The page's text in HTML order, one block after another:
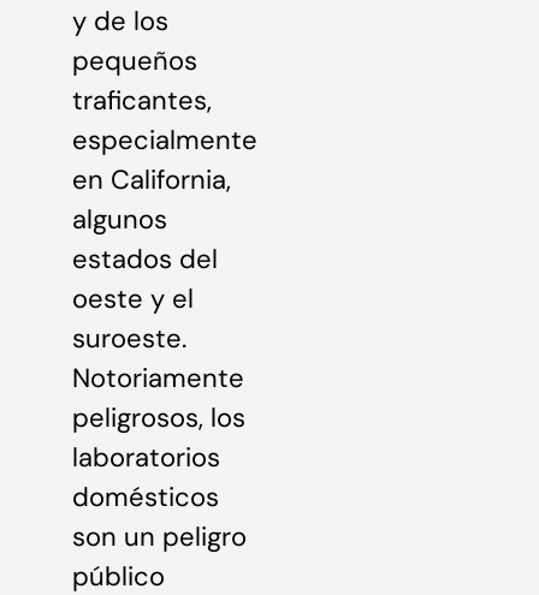
y de los
pequeños
traficantes,
especialmente
en California,
algunos
estados del
oeste y el
suroeste.
Notoriamente
peligrosos, los
laboratorios
domésticos
son un peligro
público